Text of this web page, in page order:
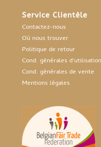
Service Clientèle
Contactez-nous
Où nous trouver
Politique de retour
Cond. générales d’utilisation
Cond. générales de vente
Mentions légales